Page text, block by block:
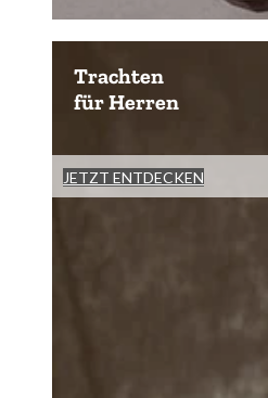
Trachten
für Herren
JETZT ENTDECKEN